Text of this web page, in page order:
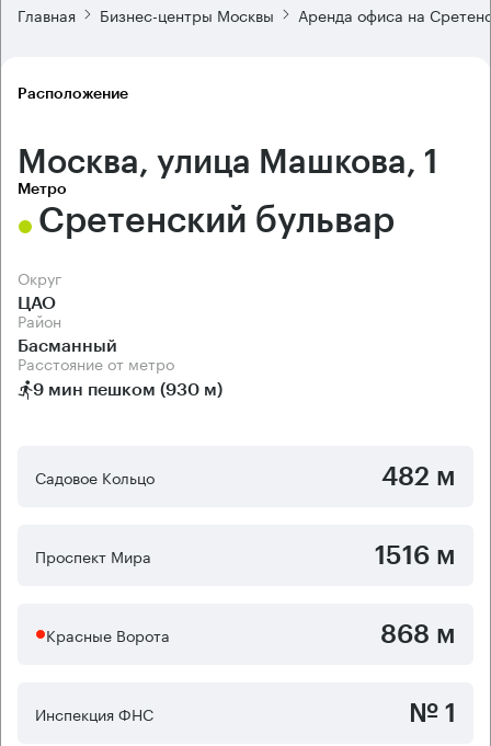
Главная Бизнес-центры Москвы Аренда офиса на
Расположение
Москва, улица Машкова, 1
Метро
Сретенский бульвар
Округ
ЦАО
Район
Басманный
Расстояние от метро
9 мин пешком (930 м)
Садовое Кольцо 482 м
Проспект Мира 1516 м
Красные Ворота 868 м
Инспекция ФНС № 1